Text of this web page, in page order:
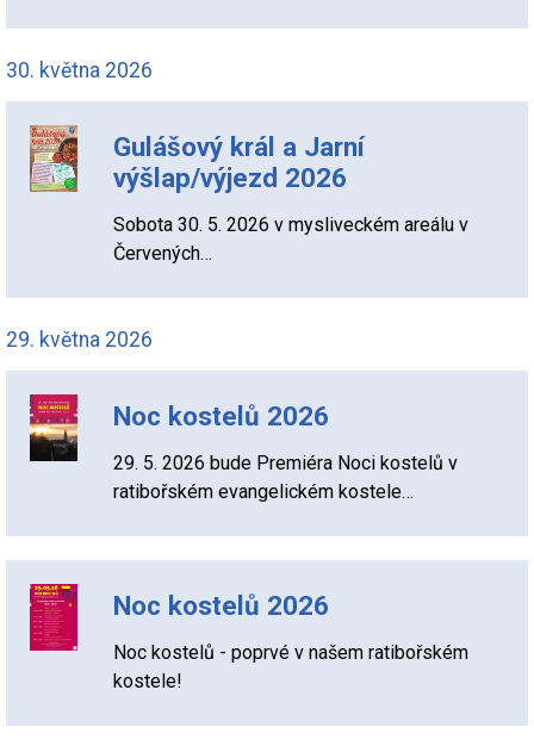
30. května 2026
Gulášový král a Jarní
výšlap/výjezd 2026
Sobota 30. 5. 2026 v mysliveckém areálu v
Červených…
29. května 2026
Noc kostelů 2026
29. 5. 2026 bude Premiéra Noci kostelů v
ratibořském evangelickém kostele…
Noc kostelů 2026
Noc kostelů - poprvé v našem ratibořském
kostele!